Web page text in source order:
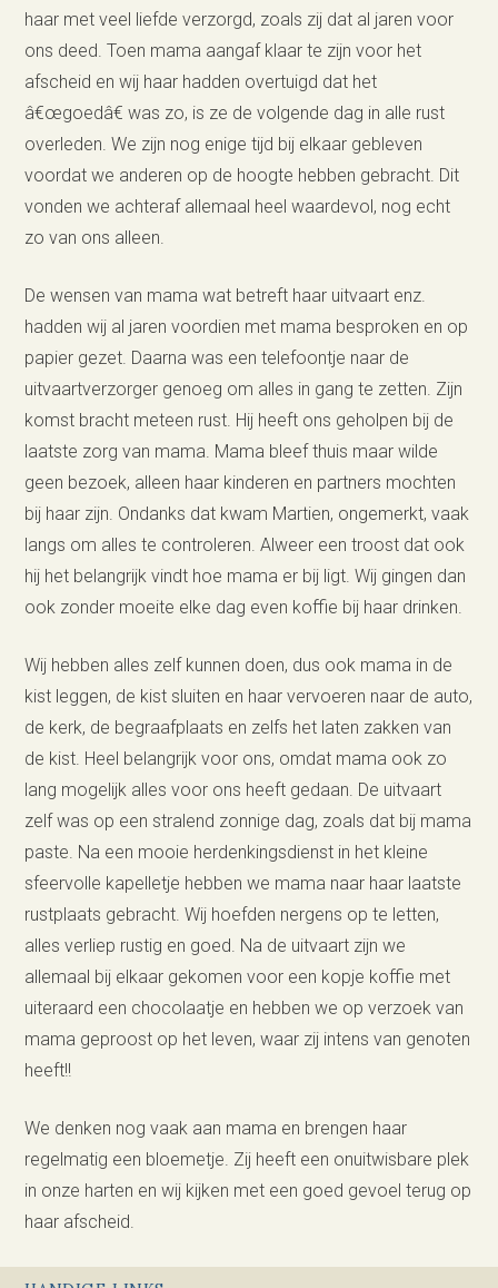
haar met veel liefde verzorgd, zoals zij dat al jaren voor
ons deed. Toen mama aangaf klaar te zijn voor het
afscheid en wij haar hadden overtuigd dat het
â€œgoedâ€ was zo, is ze de volgende dag in alle rust
overleden. We zijn nog enige tijd bij elkaar gebleven
voordat we anderen op de hoogte hebben gebracht. Dit
vonden we achteraf allemaal heel waardevol, nog echt
zo van ons alleen.
De wensen van mama wat betreft haar uitvaart enz.
hadden wij al jaren voordien met mama besproken en op
papier gezet. Daarna was een telefoontje naar de
uitvaartverzorger genoeg om alles in gang te zetten. Zijn
komst bracht meteen rust. Hij heeft ons geholpen bij de
laatste zorg van mama. Mama bleef thuis maar wilde
geen bezoek, alleen haar kinderen en partners mochten
bij haar zijn. Ondanks dat kwam Martien, ongemerkt, vaak
langs om alles te controleren. Alweer een troost dat ook
hij het belangrijk vindt hoe mama er bij ligt. Wij gingen dan
ook zonder moeite elke dag even koffie bij haar drinken.
Wij hebben alles zelf kunnen doen, dus ook mama in de
kist leggen, de kist sluiten en haar vervoeren naar de auto,
de kerk, de begraafplaats en zelfs het laten zakken van
de kist. Heel belangrijk voor ons, omdat mama ook zo
lang mogelijk alles voor ons heeft gedaan. De uitvaart
zelf was op een stralend zonnige dag, zoals dat bij mama
paste. Na een mooie herdenkingsdienst in het kleine
sfeervolle kapelletje hebben we mama naar haar laatste
rustplaats gebracht. Wij hoefden nergens op te letten,
alles verliep rustig en goed. Na de uitvaart zijn we
allemaal bij elkaar gekomen voor een kopje koffie met
uiteraard een chocolaatje en hebben we op verzoek van
mama geproost op het leven, waar zij intens van genoten
heeft!!
We denken nog vaak aan mama en brengen haar
regelmatig een bloemetje. Zij heeft een onuitwisbare plek
in onze harten en wij kijken met een goed gevoel terug op
haar afscheid.